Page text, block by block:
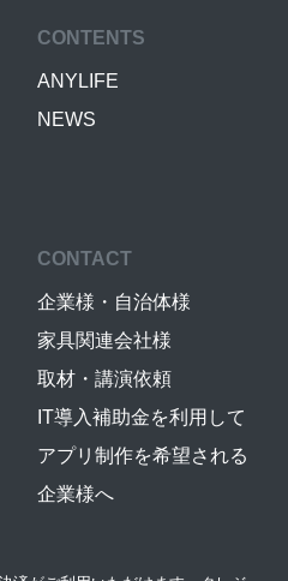
CONTENTS
ANYLIFE
NEWS
CONTACT
企業様・自治体様
家具関連会社様
取材・講演依頼
IT導入補助金を利用して
アプリ制作を希望される
企業様へ